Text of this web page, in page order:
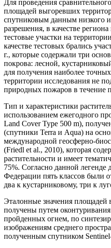
Для проведения
площадей выгоревших
спутниковым данным низкого и
разрешения, в качестве
тестовые участки на
качестве тестовых брались
г., которые содержали три
покрова: лесной,
для получения наиболее
территории исследования не
природных пожаров в течение
Тип и характеристики
использованием ежегодного
Land Cover Type 500 m),
(спутники Terra и Aqua) на
международной геосферно-
(Friedl et al., 2010), которая
растительности и имеет
75%. Согласно данной легенде
Федерации пять классов были
два к кустарниковому, три к
Эталонные значения
получены путем
пройденных огнем, по
изображениям среднего
полученным спутником